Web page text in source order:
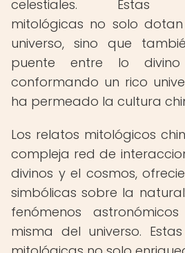
celestiales. Estas
mitológicas no solo
universo, sino que
puente entre lo
conformando un rico
ha permeado la cultura
Los relatos mitológicos
compleja red de
divinos y el cosmos,
simbólicas sobre la
fenómenos
misma del universo.